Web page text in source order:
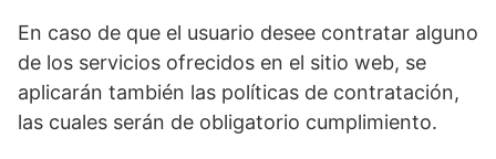
En caso de que el usuario desee contratar alguno
de los servicios ofrecidos en el sitio web, se
aplicarán también las políticas de contratación,
las cuales serán de obligatorio cumplimiento.